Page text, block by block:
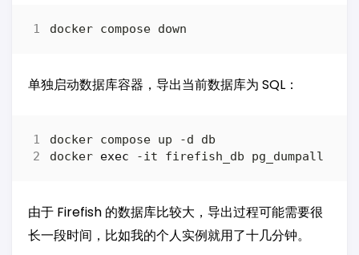
单独启动数据库容器，导出当前数据库为 SQL：
docker exec
由于 Firefish 的数据库比较大，导出过程可能需要很
长一段时间，比如我的个人实例就用了十几分钟。